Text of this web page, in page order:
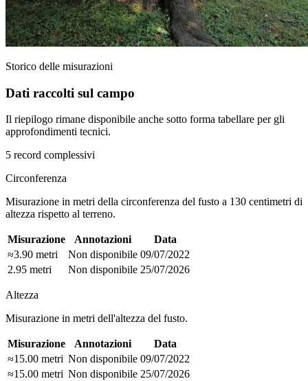
Storico delle misurazioni
Dati raccolti sul campo
Il riepilogo rimane disponibile anche sotto forma tabellare per gli
approfondimenti tecnici.
5 record complessivi
Circonferenza
Misurazione in metri della circonferenza del fusto a 130 centimetri di
altezza rispetto al terreno.
Misurazione Annotazioni
Data
≈3.90 metri
Non disponibile 09/07/2022
2.95 metri
Non disponibile 25/07/2026
Altezza
Misurazione in metri dell'altezza del fusto.
Misurazione Annotazioni
Data
≈15.00 metri Non disponibile 09/07/2022
≈15.00 metri Non disponibile 25/07/2026